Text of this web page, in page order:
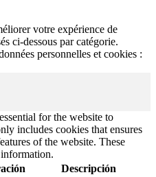
votre expérience de
ci-dessous par catégorie.
personnelles et cookies :
for the website to
includes cookies that ensures
of the website. These
Descripción